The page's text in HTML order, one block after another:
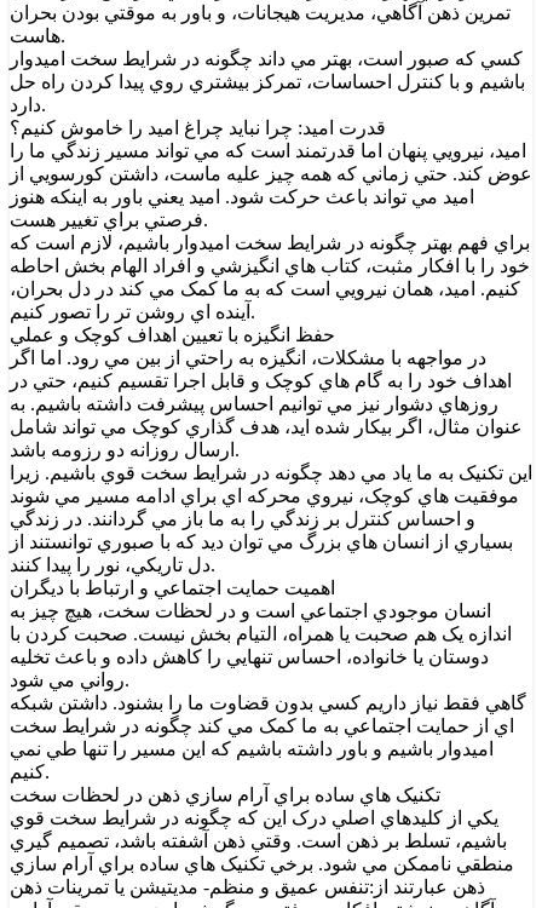
تمرين ذهن آگاهي، مديريت هيجانات، و باور به موقتي بودن بحران
هاست.
کسي که صبور است، بهتر مي داند چگونه در شرايط سخت اميدوار
باشيم و با کنترل احساسات، تمرکز بيشتري روي پيدا کردن راه حل
دارد.
قدرت اميد: چرا نبايد چراغ اميد را خاموش کنيم؟
اميد، نيرويي پنهان اما قدرتمند است که مي تواند مسير زندگي ما را
عوض کند. حتي زماني که همه چيز عليه ماست، داشتن کورسويي از
اميد مي تواند باعث حرکت شود. اميد يعني باور به اينکه هنوز
فرصتي براي تغيير هست.
براي فهم بهتر چگونه در شرايط سخت اميدوار باشيم، لازم است که
خود را با افکار مثبت، کتاب هاي انگيزشي و افراد الهام بخش احاطه
کنيم. اميد، همان نيرويي است که به ما کمک مي کند در دل بحران،
آينده اي روشن تر را تصور کنيم.
حفظ انگيزه با تعيين اهداف کوچک و عملي
در مواجهه با مشکلات، انگيزه به راحتي از بين مي رود. اما اگر
اهداف خود را به گام هاي کوچک و قابل اجرا تقسيم کنيم، حتي در
روزهاي دشوار نيز مي توانيم احساس پيشرفت داشته باشيم. به
عنوان مثال، اگر بيکار شده ايد، هدف گذاري کوچک مي تواند شامل
ارسال روزانه دو رزومه باشد.
اين تکنيک به ما ياد مي دهد چگونه در شرايط سخت قوي باشيم. زيرا
موفقيت هاي کوچک، نيروي محرکه اي براي ادامه مسير مي شوند
و احساس کنترل بر زندگي را به ما باز مي گردانند. در زندگي
بسياري از انسان هاي بزرگ مي توان ديد که با صبوري توانستند از
دل تاريکي، نور را پيدا کنند.
اهميت حمايت اجتماعي و ارتباط با ديگران
انسان موجودي اجتماعي است و در لحظات سخت، هيچ چيز به
اندازه يک هم صحبت يا همراه، التيام بخش نيست. صحبت کردن با
دوستان يا خانواده، احساس تنهايي را کاهش داده و باعث تخليه
رواني مي شود.
گاهي فقط نياز داريم کسي بدون قضاوت ما را بشنود. داشتن شبکه
اي از حمايت اجتماعي به ما کمک مي کند چگونه در شرايط سخت
اميدوار باشيم و باور داشته باشيم که اين مسير را تنها طي نمي
کنيم.
تکنيک هاي ساده براي آرام سازي ذهن در لحظات سخت
يکي از کليدهاي اصلي درک اين که چگونه در شرايط سخت قوي
باشيم، تسلط بر ذهن است. وقتي ذهن آشفته باشد، تصميم گيري
منطقي ناممکن مي شود. برخي تکنيک هاي ساده براي آرام سازي
ذهن عبارتند از:تنفس عميق و منظم- مديتيشن يا تمرينات ذهن